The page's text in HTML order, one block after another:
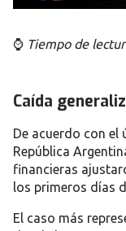
⌚ Tiempo de
Caída
De acuerdo con el
República
financieras
los primeros días
El caso más